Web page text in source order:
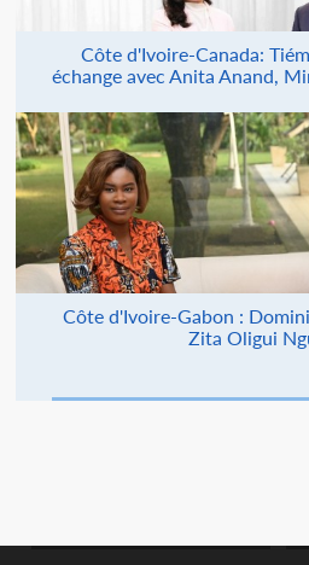
Côte d'Ivoire-Canada:
échange avec Anita Anand,
Côte d'Ivoire-Gabon :
Zita Oligui